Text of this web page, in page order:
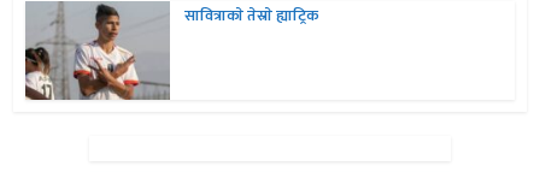
सावित्राकाे तेस्राे ह्याट्रिक